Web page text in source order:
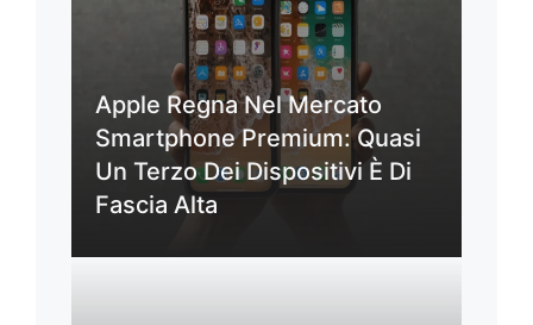
Apple Regna Nel Mercato
Smartphone Premium: Quasi
Un Terzo Dei Dispositivi È Di
Fascia Alta